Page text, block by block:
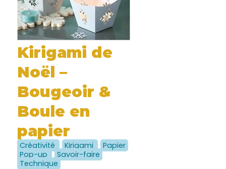
Kirigami de
Noël –
Bougeoir &
Boule en
papier
Créativité Kirigami
Papier
Pop-up
Savoir-faire
Technique